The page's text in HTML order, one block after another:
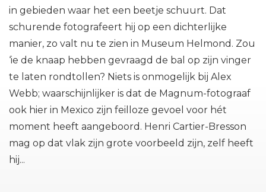
in gebieden waar het een beetje schuurt. Dat
schurende fotografeert hij op een dichterlijke
manier, zo valt nu te zien in Museum Helmond. Zou
‘ie de knaap hebben gevraagd de bal op zijn vinger
te laten rondtollen? Niets is onmogelijk bij Alex
Webb; waarschijnlijker is dat de Magnum-fotograaf
ook hier in Mexico zijn feilloze gevoel voor hét
moment heeft aangeboord. Henri Cartier-Bresson
mag op dat vlak zijn grote voorbeeld zijn, zelf heeft
hij...